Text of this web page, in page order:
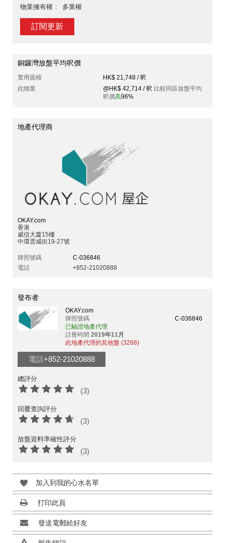
物業擁有權
多業權
訂閱更新
銅鑼灣放盤平均呎價
實用面積
HK$ 21,748 / 呎
此物業
@HK$ 42,714 / 呎 比較同區放盤平均
呎價高96%
地產代理商
OKAY.com
香港
威信大廈15樓
中環雲咸街19-27號
牌照號碼
C-036846
電話
+852-21020888
發布者
OKAY.com
牌照號碼
C-036846
已驗證地產代理
註冊時間 2019年11月
此地產代理的其他盤 (3268)
電話+852-21020888
總評分
(3)
回覆查詢評分
(3)
放盤資料準確性評分
(3)
加入到我的心水名單
打印此頁
發送電郵給好友